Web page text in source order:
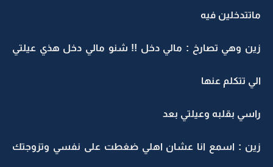
ماتتدخلين فيه
زين وهي تصارخ : مالي دخل !! شنو مالي دخل هذي عيلتي
الي تتكلم عنها
راسي بقلبه وعيلتي بعد
زين : اسمع انا عشان اهلي ضغطت على نفسي وتزوجتك